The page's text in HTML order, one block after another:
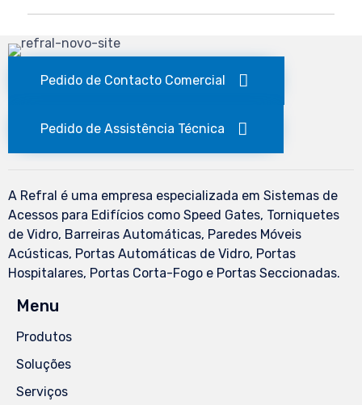
Pedido de Contacto Comercial
Pedido de Assistência Técnica
A Refral é uma empresa especializada em Sistemas de
Acessos para Edifícios como Speed Gates, Torniquetes
de Vidro, Barreiras Automáticas, Paredes Móveis
Acústicas, Portas Automáticas de Vidro, Portas
Hospitalares, Portas Corta-Fogo e Portas Seccionadas.
Menu
Produtos
Soluções
Serviços